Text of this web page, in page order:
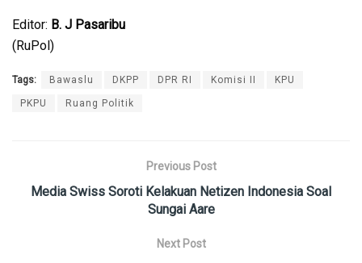
Editor: B. J Pasaribu
(RuPol)
Tags: Bawaslu DKPP DPR RI Komisi II KPU
PKPU Ruang Politik
Previous Post
Media Swiss Soroti Kelakuan Netizen Indonesia Soal
Sungai Aare
Next Post